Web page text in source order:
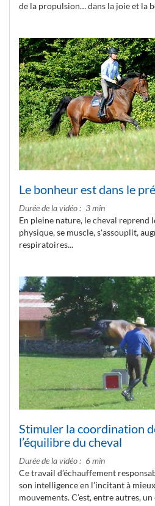
de la propulsion… dans la joie et la
Le bonheur est dans le
Durée de la vidéo
3 min
En pleine nature, le cheval reprend
physique, se muscle, s'assouplit,
respiratoires...
Stimuler la coordination
l’équilibre du cheval
Durée de la vidéo
6 min
Ce travail d’échauffement
son intelligence en l’incitant à
mouvements. C’est, entre autres,